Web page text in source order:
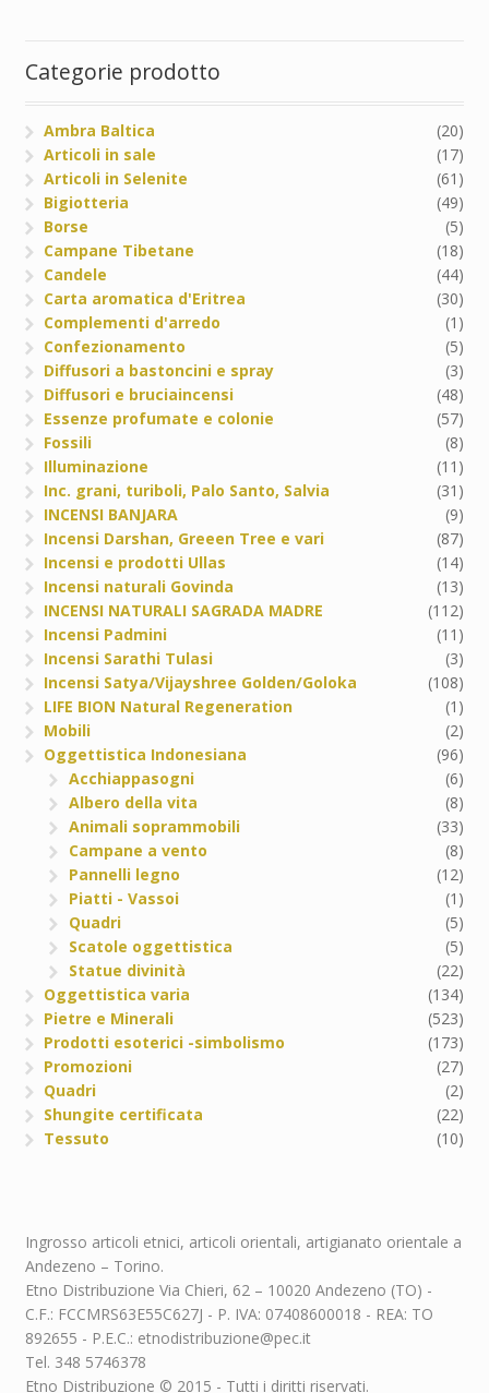
Categorie prodotto
Ambra Baltica
(20)
Articoli in sale
(17)
Articoli in Selenite
(61)
Bigiotteria
(49)
Borse
(5)
Campane Tibetane
(18)
Candele
(44)
Carta aromatica d'Eritrea
(30)
Complementi d'arredo
(1)
Confezionamento
(5)
Diffusori a bastoncini e spray
(3)
Diffusori e bruciaincensi
(48)
Essenze profumate e colonie
(57)
Fossili
(8)
Illuminazione
(11)
Inc. grani, turiboli, Palo Santo, Salvia
(31)
INCENSI BANJARA
(9)
Incensi Darshan, Greeen Tree e vari
(87)
Incensi e prodotti Ullas
(14)
Incensi naturali Govinda
(13)
INCENSI NATURALI SAGRADA MADRE
(112)
Incensi Padmini
(11)
Incensi Sarathi Tulasi
(3)
Incensi Satya/Vijayshree Golden/Goloka
(108)
LIFE BION Natural Regeneration
(1)
Mobili
(2)
Oggettistica Indonesiana
(96)
Acchiappasogni
(6)
Albero della vita
(8)
Animali soprammobili
(33)
Campane a vento
(8)
Pannelli legno
(12)
Piatti - Vassoi
(1)
Quadri
(5)
Scatole oggettistica
(5)
Statue divinità
(22)
Oggettistica varia
(134)
Pietre e Minerali
(523)
Prodotti esoterici -simbolismo
(173)
Promozioni
(27)
Quadri
(2)
Shungite certificata
(22)
Tessuto
(10)
Ingrosso articoli etnici, articoli orientali, artigianato orientale a
Andezeno – Torino.
Etno Distribuzione Via Chieri, 62 – 10020 Andezeno (TO) -
C.F.: FCCMRS63E55C627J - P. IVA: 07408600018 - REA: TO
892655 - P.E.C.: etnodistribuzione@pec.it
Tel. 348 5746378
Etno Distribuzione © 2015 - Tutti i diritti riservati.